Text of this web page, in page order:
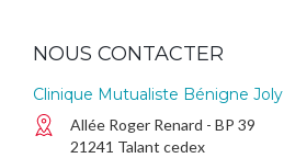
NOUS CONTACTER
Clinique Mutualiste Bénigne Joly
Allée Roger Renard - BP 39
21241 Talant cedex